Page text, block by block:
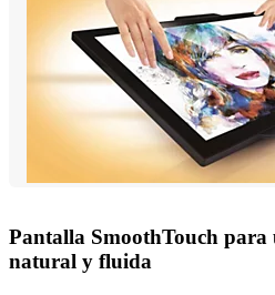
Pantalla SmoothTouch para
natural y fluida